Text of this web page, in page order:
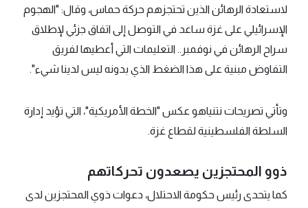
لاستعادة الرهائن الذين تحتجزهم حركة حماس، وقال: "الهجوم
الإسرائيلي على غزة ساعد في التوصل إلى اتفاق جزئي لإطلاق
سراح الرهائن في نوفمبر.. التعليمات التي أعطيها لفريق
التفاوض مبنية على هذا الضغط الذي بدونه ليس لدينا شيء".
وتأتي تصريحات نتنياهو عكس "الخطة الأمريكية"، التي تؤيد إدارة
السلطة الفلسطينية لقطاع غزة.
ذوو المحتجزين يصعدون تحركاتهم
كما يتحدى رئيس حكومة الاحتلال، دعوات ذوي المحتجزين لدى